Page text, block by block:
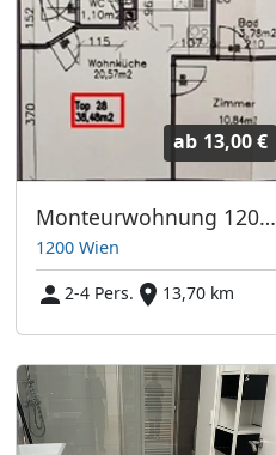
ab 13,00 €
Monteurwohnung 1200 Wien // Highway, Entertainment and City centre
1200 Wien
2-4 Pers.
13,70 km